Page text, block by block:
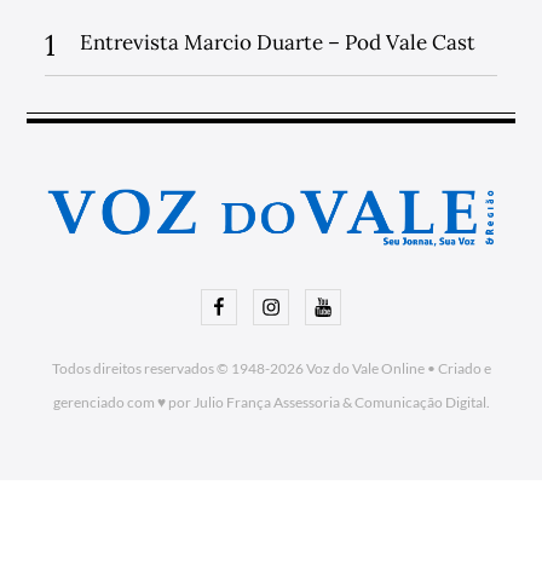
1 Entrevista Marcio Duarte – Pod Vale Cast
FacebookInstagramYoutube
Todos direitos reservados © 1948-2026Voz do Vale Online• Criado e
gerenciado com ♥ por Julio França Assessoria& Comunicação Digital.